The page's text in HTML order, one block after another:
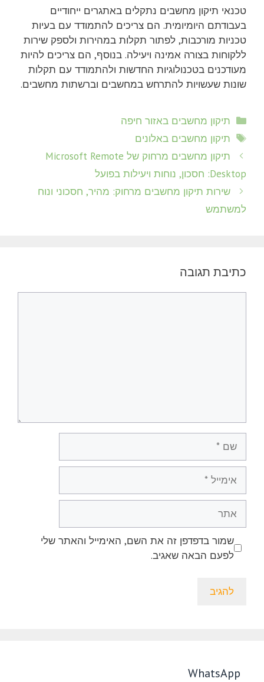
טכנאי תיקון מחשבים נתקלים באתגרים ייחודיים
בעבודתם היומיומית. הם צריכים להתמודד עם בעיות
טכניות מורכבות, לפתור תקלות במהירות ולספק שירות
ללקוחות בצורה אמינה ויעילה. בנוסף, הם צריכים להיות
מעודכנים בטכנולוגיות החדשות ולהתמודד עם תקלות
שונות שעשויות להתרחש במחשבים וברשתות מחשבים.
קטגוריות
תיקון מחשבים באזור חיפה
תגיות
תיקון מחשבים באלונים
תיקון מחשבים מרחוק של Microsoft Remote
Desktop: חסכון, נוחות ויעילות בפועל
שירות תיקון מחשבים מרחוק: מהיר, חסכוני ונוח
למשתמש
כתיבת תגובה
שמור בדפדפן זה את השם, האימייל והאתר שלי
לפעם הבאה שאגיב.
WhatsApp